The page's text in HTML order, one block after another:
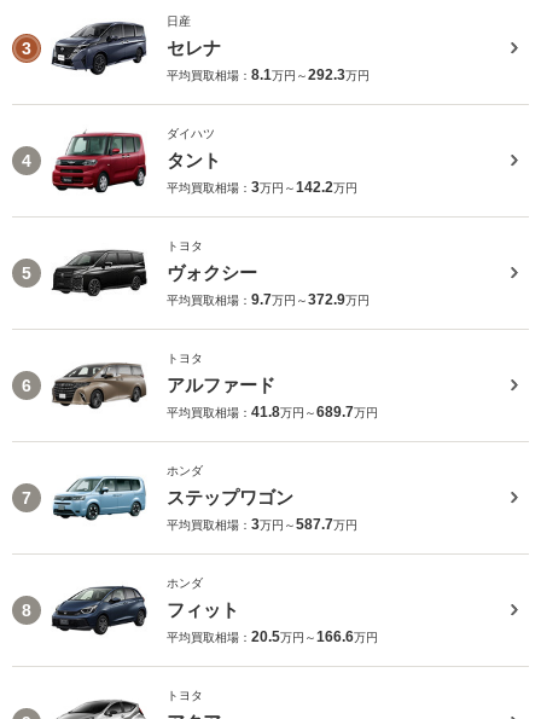
3
日産
セレナ
平均買取相場： 8.1万円～292.3万円
4
ダイハツ
タント
平均買取相場： 3万円～142.2万円
5
トヨタ
ヴォクシー
平均買取相場： 9.7万円～372.9万円
6
トヨタ
アルファード
平均買取相場： 41.8万円～689.7万円
7
ホンダ
ステップワゴン
平均買取相場： 3万円～587.7万円
8
ホンダ
フィット
平均買取相場： 20.5万円～166.6万円
トヨタ